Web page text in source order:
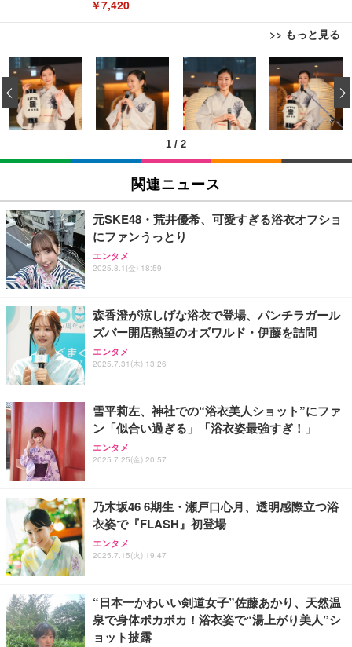
￥7,420
>> もっと見る
EIZO ビジネス向けプレミアムモニター | FlexScan
EV3240X-WT | 31.5型4K UHD・USB Type-C・ホワ
イト
￥105,595
EIZO ビジネス向けプレミアムモニター | FlexScan
【純正品】27"ゲーミングモニター DualSense 充電
フック付き（CFI-ZDM1J）
【整備済み品】Dell E2724HS 27インチ 液晶モニタ
ー フルHD（1920×1080）VA 非光沢 HDMI/DisplayP
ort/VGA スピーカー内蔵 高さ調整 スイベル VESA対
【MiniLED/24.5inch/280Hz/FHD】GRAPHT THE S
HOOTER Gaming Monitor 24” Essential ゲーミン
グモニター QD 24.5インチ 1ms FHD 量子ドット 残
EIZO ビジネス向けプレミアムモニター | FlexScan
EV3240X-WT | 31.5型4K UHD・USB Type-C・ホワ
イト
￥105,595
EIZO ビジネス向けプレミアムモニター | FlexScan
【純正品】27"ゲーミングモニター DualSense 充電
フック付き（CFI-ZDM1J）
【整備済み品】Dell E2724HS 27インチ 液晶モニタ
ー フルHD（1920×1080）VA 非光沢 HDMI/DisplayP
ort/VGA スピーカー内蔵 高さ調整 スイベル VESA対
【MiniLED/24.5inch/280Hz/FHD】GRAPHT THE S
HOOTER Gaming Monitor 24” Essential ゲーミン
グモニター QD 24.5インチ 1ms FHD 量子ドット 残
【整備済み品】ノートパソコン 富士通 LIEFBOOK
U9311X/F 13.3型 第11世代 Core i5-1145G7/Window
s11 Pro/MS Office 2021搭載/Webカメラ/Wifi・Blue
tooth・HDMI・Type-C/360度回転対応/有線静音マウ
ス付属/180日保証(タッチスクリーン/メモリ16GB,S
￥44,948
【整備済み品】中古 ノートパソコン 富士通 A5511/
Office 2021 Pro 付属/Webカメラ/DVD/豊富な接続端
子 (HDMI, VGA, USB 3.0)/ 有線静音マウス付属/ 180
日保証（メモリ 8GB,SSD256GB）
【整備済み品】中古 ノートパソコン 富士通 A5511/
15.6型/ 第11世代 Core i3-1125G4// Win11 Pro/MS
Office 2021 Pro 付属/Webカメラ/DVD/豊富な接続端
日保証（メモリ 16GB,SSD512GB）
【整備済み品】ノートパソコン 富士通 LIEFBOOK
U9311X/F 13.3型 第11世代 Core i5-1145G7/Window
s11 Pro/MS Office 2021搭載/Webカメラ/Wifi・Blue
D256GB)
VETESAノートパソコン Corei7 15.6インチ IPS液
晶/1920×1080FHD Office2024搭載 Win11 Pro ノー
トPC 16GB メモリ SSD 256GB WEBカメラ付き 軽
習用 ピンク
1 / 2
‹
関連ニュース
元SKE48・荒井優希、可愛すぎる浴衣オフショ
にファンうっとり
エンタメ
2025.8.1(金) 18:59
森香澄が涼しげな浴衣で登場、パンチラガール
ズバー開店熱望のオズワルド・伊藤を詰問
エンタメ
2025.7.31(木) 13:26
雪平莉左、神社での“浴衣美人ショット”にファ
ン「似合い過ぎる」「浴衣姿最強すぎ！」
エンタメ
2025.7.25(金) 20:57
乃木坂46 6期生・瀬戸口心月、透明感際立つ浴
衣姿で『FLASH』初登場
エンタメ
2025.7.15(火) 19:47
“日本一かわいい剣道女子”佐藤あかり、天然温
泉で身体ポカポカ！浴衣姿で“湯上がり美人”シ
ョット披露